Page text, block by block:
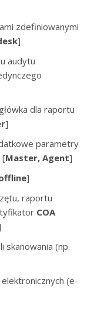
zdefiniowanymi
]
audytu
dla raportu
]
parametry
[Master, Agent]
]
raportu
COA
(np.
(e-